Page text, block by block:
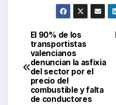
Navegación
de
entradas
El 90% de los
transportistas
valencianos
denuncian la asfixia
del sector por el
precio del
combustible y falta
de conductores